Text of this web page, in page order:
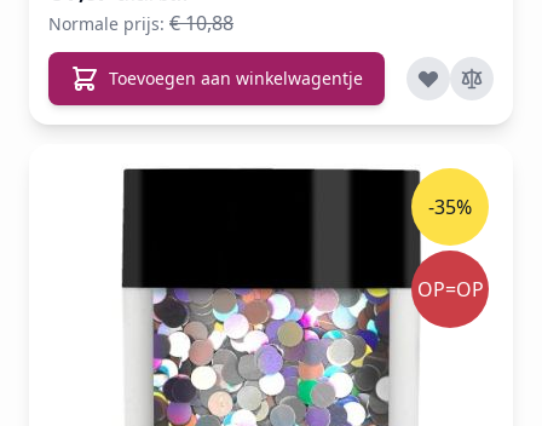
Normale prijs: € 10,88
Toevoegen aan winkelwagentje
-35%
OP=OP